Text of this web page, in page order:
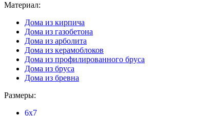
Материал:
Дома из кирпича
Дома из газобетона
Дома из арболита
Дома из керамоблоков
Дома из профилированного бруса
Дома из бруса
Дома из бревна
Размеры:
6x7